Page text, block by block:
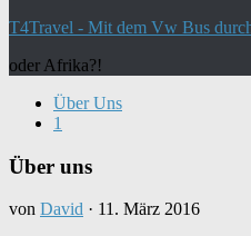
T4Travel - Mit dem Vw Bus
oder Afrika?!
Über Uns
1
Über uns
von David · 11. März 2016